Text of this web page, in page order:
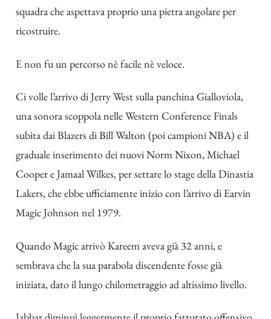
squadra che aspettava proprio una pietra angolare per
ricostruire.
E non fu un percorso nè facile nè veloce.
Ci volle l’arrivo di Jerry West sulla panchina Gialloviola,
una sonora scoppola nelle Western Conference Finals
subita dai Blazers di Bill Walton (poi campioni NBA) e il
graduale inserimento dei nuovi Norm Nixon, Michael
Cooper e Jamaal Wilkes, per settare lo stage della Dinastia
Lakers, che ebbe ufficiamente inizio con l’arrivo di Earvin
Magic Johnson nel 1979.
Quando Magic arrivò Kareem aveva già 32 anni, e
sembrava che la sua parabola discendente fosse già
iniziata, dato il lungo chilometraggio ad altissimo livello.